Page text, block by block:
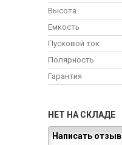
Высота
Емкость
Пусковой ток
Полярность
Гарантия
НЕТ НА СКЛАДЕ
Написать отзыв